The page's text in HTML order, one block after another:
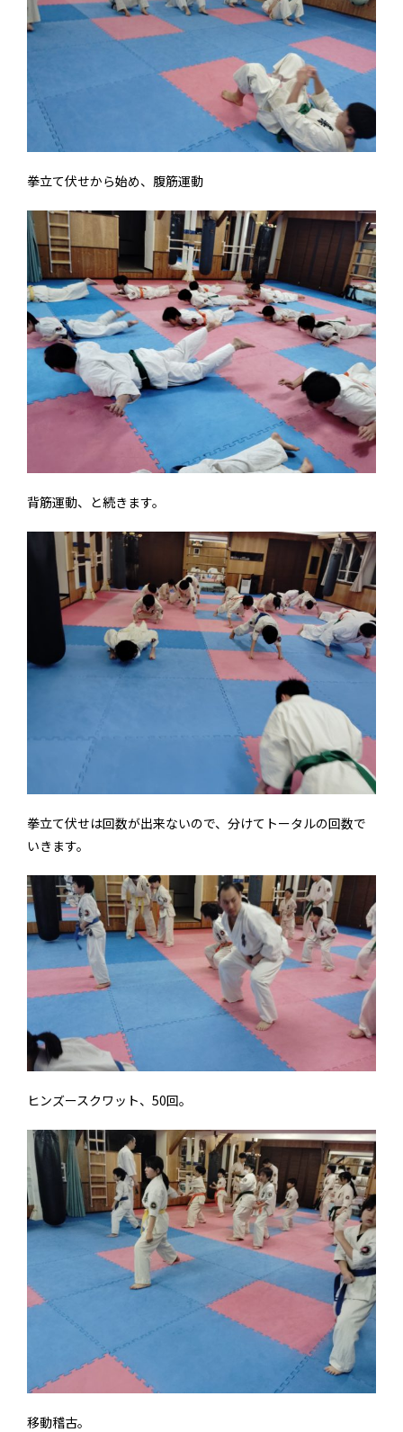
拳立て伏せから始め、腹筋運動
背筋運動、と続きます。
拳立て伏せは回数が出来ないので、分けてトータルの回数で
いきます。
ヒンズースクワット、50回。
移動稽古。